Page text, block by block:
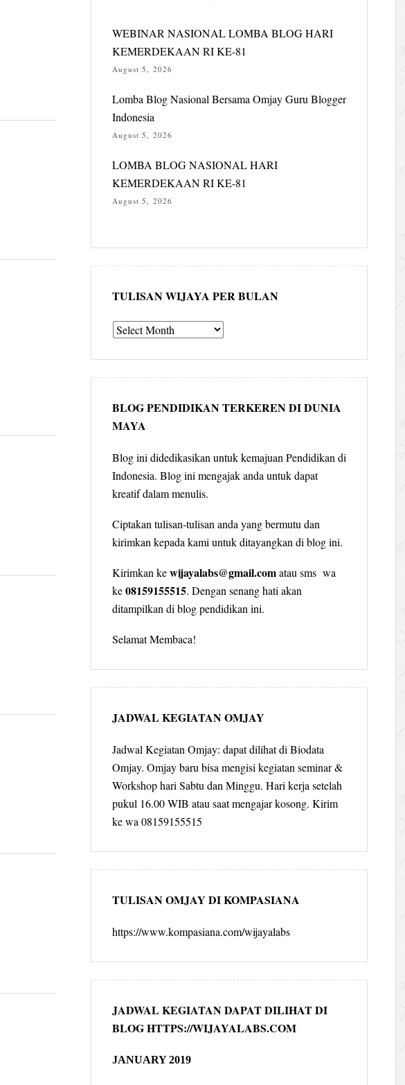
WEBINAR NASIONAL LOMBA BLOG HARI
KEMERDEKAAN RI KE-81
August 5, 2026
Lomba Blog Nasional Bersama Omjay Guru Blogger
Indonesia
August 5, 2026
LOMBA BLOG NASIONAL HARI
KEMERDEKAAN RI KE-81
August 5, 2026
TULISAN WIJAYA PER BULAN
Tulisan
per
bulan
BLOG PENDIDIKAN TERKEREN DI DUNIA
MAYA
Blog ini didedikasikan untuk kemajuan Pendidikan di
Indonesia. Blog ini mengajak anda untuk dapat
kreatif dalam menulis.
Ciptakan tulisan-tulisan anda yang bermutu dan
kirimkan kepada kami untuk ditayangkan di blog ini.
Kirimkan kewijayalabs@gmail.comatau sms wa
ke08159155515. Dengan senang hati akan
ditampilkan di blog pendidikan ini.
Selamat Membaca!
JADWAL KEGIATAN OMJAY
Jadwal Kegiatan Omjay: dapat dilihat di Biodata
Omjay. Omjay baru bisa mengisi kegiatan seminar &
Workshop hari Sabtu dan Minggu. Hari kerja setelah
pukul 16.00 WIB atau saat mengajar kosong. Kirim
ke wa 08159155515
TULISAN OMJAY DI KOMPASIANA
https://www.kompasiana.com/wijayalabs
JADWAL KEGIATAN DAPAT DILIHAT DI
BLOG HTTPS://WIJAYALABS.COM
JANUARY 2019